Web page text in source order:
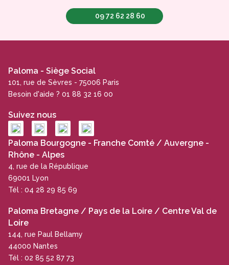
09 72 62 28 60
Paloma - Siège Social
101, rue de Sèvres - 75006 Paris
Besoin d'aide ? 01 88 32 16 00
Suivez nous
Paloma Bourgogne - Franche Comté / Auvergne -
Rhône - Alpes
4, rue de la République
69001 Lyon
Tél : 04 28 29 85 69
Paloma Bretagne / Pays de la Loire / Centre Val de
Loire
144, rue Paul Bellamy
44000 Nantes
Tél : 02 85 52 87 73